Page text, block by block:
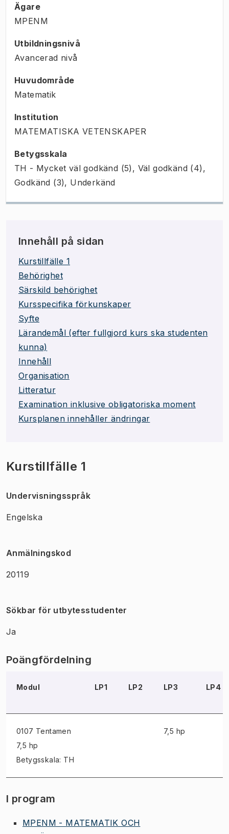
Ägare
MPENM
Utbildningsnivå
Avancerad nivå
Huvudområde
Matematik
Institution
MATEMATISKA VETENSKAPER
Betygsskala
TH - Mycket väl godkänd (5), Väl godkänd (4),
Godkänd (3), Underkänd
Innehåll på sidan
Kurstillfälle 1
Behörighet
Särskild behörighet
Kursspecifika förkunskaper
Syfte
Lärandemål (efter fullgjord kurs ska studenten
kunna)
Innehåll
Organisation
Litteratur
Examination inklusive obligatoriska moment
Kursplanen innehåller ändringar
Kurstillfälle 1
Undervisningsspråk
Engelska
Anmälningskod
20119
Sökbar för utbytesstudenter
Ja
Poängfördelning
Modul LP1 LP2 LP3 LP4
0107 Tentamen
7,5 hp
Betygsskala: TH
7,5 hp
I program
MPENM - MATEMATIK OCH